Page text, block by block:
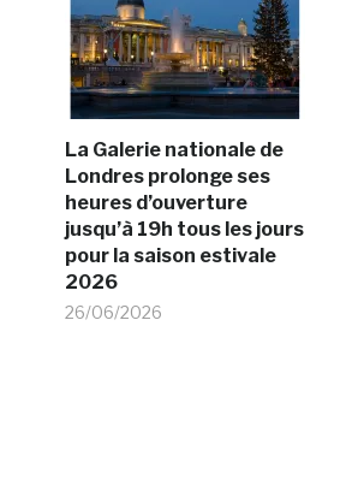
La Galerie nationale de
Londres prolonge ses
heures d’ouverture
jusqu’à 19h tous les jours
pour la saison estivale
2026
26/06/2026